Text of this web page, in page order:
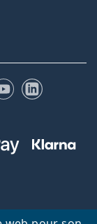
YouTubeLinkedIn